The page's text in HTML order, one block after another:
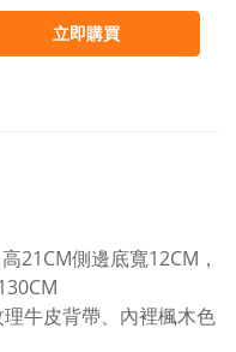
立即購買
21CM側邊底寬12CM，
牛皮背帶、內裡楓木色